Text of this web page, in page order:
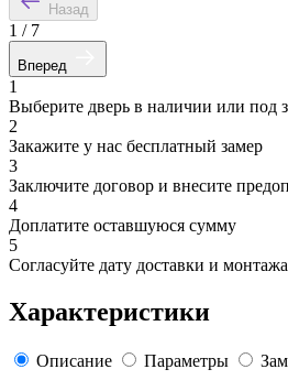
Назад
1 / 7
Вперед
1
Выберите дверь в наличии или под
2
Закажите у нас бесплатный замер
3
Заключите договор и внесите
4
Доплатите оставшуюся сумму
5
Согласуйте дату доставки и монтажа
Характеристики
Описание Параметры